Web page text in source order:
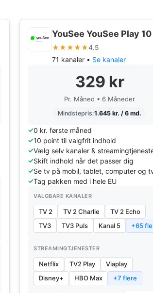
YouSee YouSee Play 10
★★★★★4.5
71 kanaler • Se kanaler
329 kr
Pr. Måned • 6 Måneder
Mindstepris:1.645 kr. / 6 md.
0 kr. første måned
10 point til valgfrit indhold
Vælg selv kanaler &
Skift indhold når det passer dig
Se tv på mobil, tablet, computer og
Tag pakken med i hele EU
VALGBARE KANALER
TV 2 TV 2 Charlie
TV 2 Echo
TV3
TV3 Puls Kanal 5 +65
STREAMINGTJENESTER
Netflix TV2 Play
Viaplay
Disney+
HBO Max +7 flere